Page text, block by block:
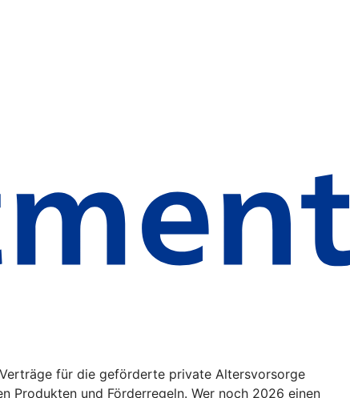
für die geförderte private Altersvorsorge
Produkten und Förderregeln. Wer noch 2026 einen